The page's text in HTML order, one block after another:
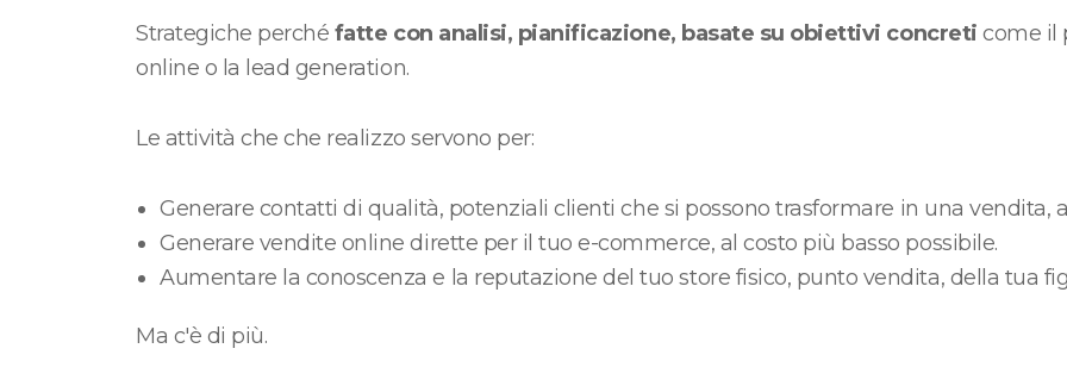
Strategiche perché fatte con analisi, pianificazione, basate su obiettivi concreti come il
online o la lead generation.
Le attività che che realizzo servono per:
Generare contatti di qualità, potenziali clienti che si possono trasformare in una vendita,
Generare vendite online dirette per il tuo e-commerce, al costo più basso possibile.
Aumentare la conoscenza e la reputazione del tuo store fisico, punto vendita, della tua
Ma c'è di più.